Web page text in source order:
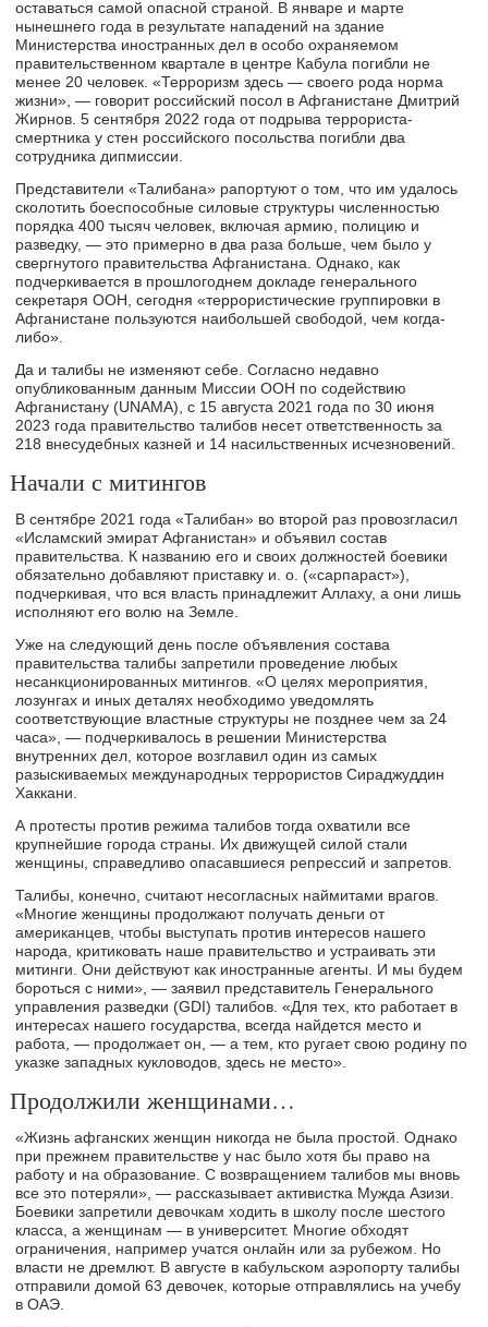
оставаться самой опасной страной. В январе и марте
нынешнего года в результате нападений на здание
Министерства иностранных дел в особо охраняемом
правительственном квартале в центре Кабула погибли не
менее 20 человек. «Терроризм здесь — своего рода норма
жизни», — говорит российский посол в Афганистане Дмитрий
Жирнов. 5 сентября 2022 года от подрыва террориста-
смертника у стен российского посольства погибли два
сотрудника дипмиссии.
Представители «Талибана» рапортуют о том, что им удалось
сколотить боеспособные силовые структуры численностью
порядка 400 тысяч человек, включая армию, полицию и
разведку, — это примерно в два раза больше, чем было у
свергнутого правительства Афганистана. Однако, как
подчеркивается в прошлогоднем докладе генерального
секретаря ООН, сегодня «террористические группировки в
Афганистане пользуются наибольшей свободой, чем когда-
либо».
Да и талибы не изменяют себе. Согласно недавно
опубликованным данным Миссии ООН по содействию
Афганистану (UNAMA), с 15 августа 2021 года по 30 июня
2023 года правительство талибов несет ответственность за
218 внесудебных казней и 14 насильственных исчезновений.
Начали с митингов
В сентябре 2021 года «Талибан» во второй раз провозгласил
«Исламский эмират Афганистан» и объявил состав
правительства. К названию его и своих должностей боевики
обязательно добавляют приставку и. о. («сарпараст»),
подчеркивая, что вся власть принадлежит Аллаху, а они лишь
исполняют его волю на Земле.
Уже на следующий день после объявления состава
правительства талибы запретили проведение любых
несанкционированных митингов. «О целях мероприятия,
лозунгах и иных деталях необходимо уведомлять
соответствующие властные структуры не позднее чем за 24
часа», — подчеркивалось в решении Министерства
внутренних дел, которое возглавил один из самых
разыскиваемых международных террористов Сираджуддин
Хаккани.
А протесты против режима талибов тогда охватили все
крупнейшие города страны. Их движущей силой стали
женщины, справедливо опасавшиеся репрессий и запретов.
Талибы, конечно, считают несогласных наймитами врагов.
«Многие женщины продолжают получать деньги от
американцев, чтобы выступать против интересов нашего
народа, критиковать наше правительство и устраивать эти
митинги. Они действуют как иностранные агенты. И мы будем
бороться с ними», — заявил представитель Генерального
управления разведки (GDI) талибов. «Для тех, кто работает в
интересах нашего государства, всегда найдется место и
работа, — продолжает он, — а тем, кто ругает свою родину по
указке западных кукловодов, здесь не место».
Продолжили женщинами…
«Жизнь афганских женщин никогда не была простой. Однако
при прежнем правительстве у нас было хотя бы право на
работу и на образование. С возвращением талибов мы вновь
все это потеряли», — рассказывает активистка Мужда Азизи.
Боевики запретили девочкам ходить в школу после шестого
класса, а женщинам — в университет. Многие обходят
ограничения, например учатся онлайн или за рубежом. Но
власти не дремлют. В августе в кабульском аэропорту талибы
отправили домой 63 девочек, которые отправлялись на учебу
в ОАЭ.